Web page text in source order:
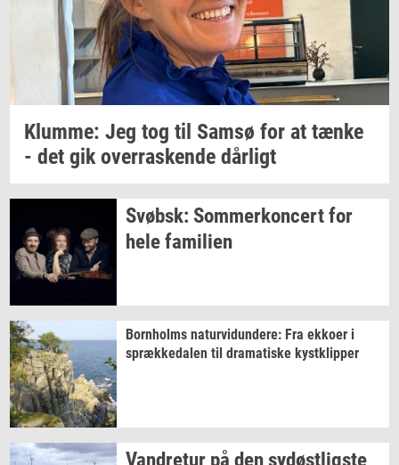
Klum­me: Jeg tog til Samsø for at tænke
- det gikover­ra­sken­de dår­ligt
Svøbsk: Som­mer­kon­certfor
helefa­mi­li­en
Born­holms na­tur­vi­dun­de­re: Fra ek­ko­er i
spræk­ke­da­len til dra­ma­ti­ske kyst­klip­per
Van­dre­tur på densy­døst­lig­ste